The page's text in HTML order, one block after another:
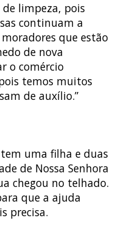
limpeza, pois
continuam a
que estão
de nova
o comércio
temos muitos
de auxílio.”
tem uma filha e duas
de Nossa Senhora
chegou no telhado.
que a ajuda
precisa.